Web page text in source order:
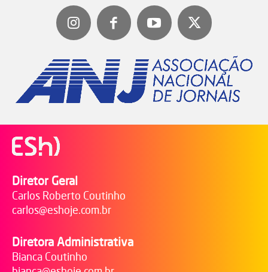
Diretor Geral
Carlos Roberto Coutinho
carlos@eshoje.com.br
Diretora Administrativa
Bianca Coutinho